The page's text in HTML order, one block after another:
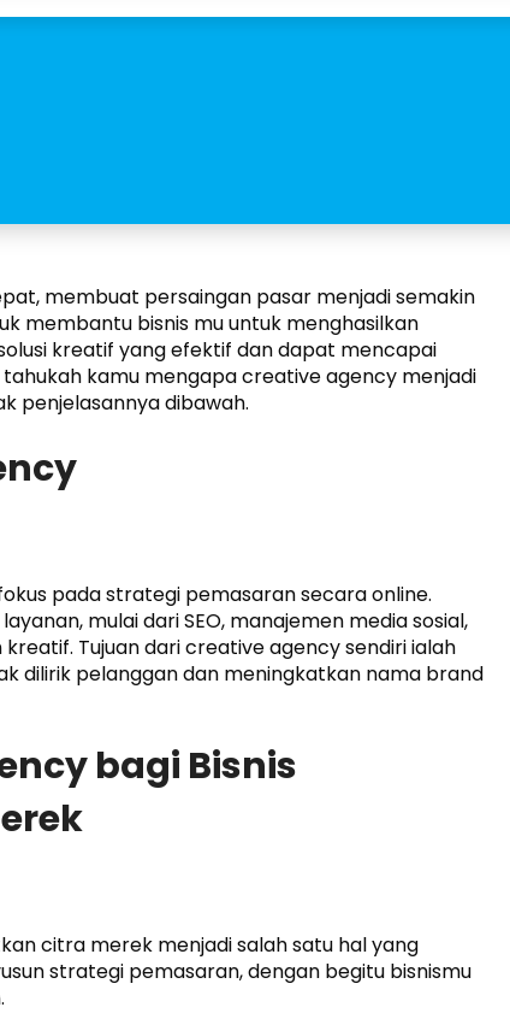
membuat persaingan pasar menjadi semakin
membantu bisnis mu untuk menghasilkan
kreatif yang efektif dan dapat mencapai
kamu mengapa creative agency menjadi
penjelasannya dibawah.
pada strategi pemasaran secara online.
mulai dari SEO, manajemen media sosial,
Tujuan dari creative agency sendiri ialah
dilirik pelanggan dan meningkatkan nama brand
bagi Bisnis
citra merek menjadi salah satu hal yang
strategi pemasaran, dengan begitu bisnismu